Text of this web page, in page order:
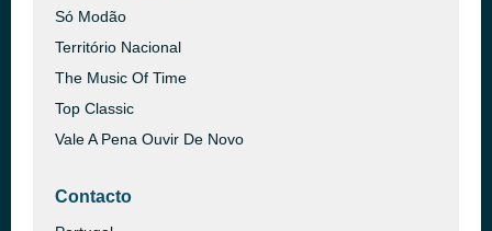
Só Modão
Território Nacional
The Music Of Time
Top Classic
Vale A Pena Ouvir De Novo
Contacto